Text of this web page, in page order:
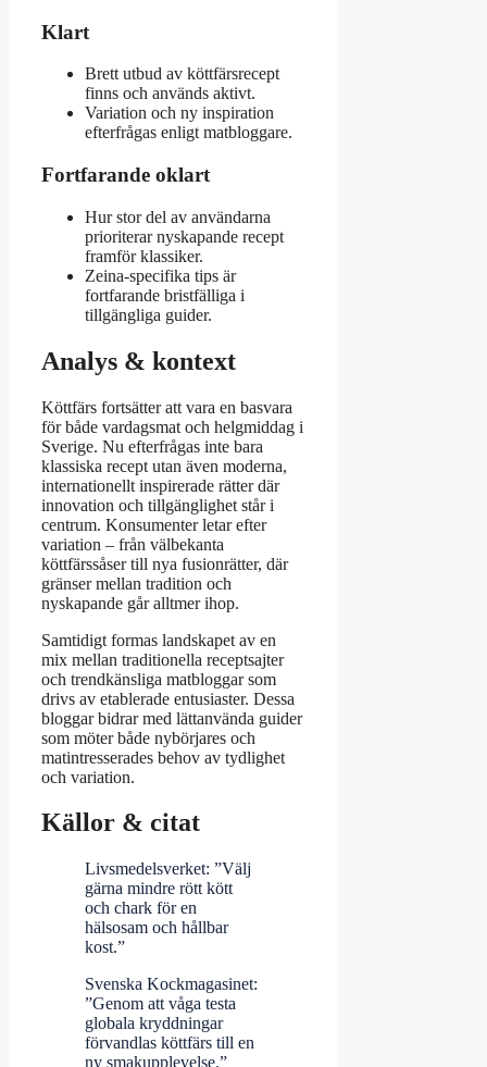
Klart
Brett utbud av köttfärsrecept
finns och används aktivt.
Variation och ny inspiration
efterfrågas enligt matbloggare.
Fortfarande oklart
Hur stor del av användarna
prioriterar nyskapande recept
framför klassiker.
Zeina-specifika tips är
fortfarande bristfälliga i
tillgängliga guider.
Analys & kontext
Köttfärs fortsätter att vara en basvara
för både vardagsmat och helgmiddag i
Sverige. Nu efterfrågas inte bara
klassiska recept utan även moderna,
internationellt inspirerade rätter där
innovation och tillgänglighet står i
centrum. Konsumenter letar efter
variation – från välbekanta
köttfärssåser till nya fusionrätter, där
gränser mellan tradition och
nyskapande går alltmer ihop.
Samtidigt formas landskapet av en
mix mellan traditionella receptsajter
och trendkänsliga matbloggar som
drivs av etablerade entusiaster. Dessa
bloggar bidrar med lättanvända guider
som möter både nybörjares och
matintresserades behov av tydlighet
och variation.
Källor & citat
Livsmedelsverket: ”Välj
gärna mindre rött kött
och chark för en
hälsosam och hållbar
kost.”
Svenska Kockmagasinet:
”Genom att våga testa
globala kryddningar
förvandlas köttfärs till en
ny smakupplevelse.”